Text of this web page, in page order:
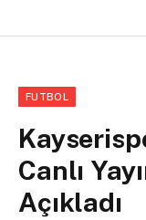
FUTBOL
Canlı
Açıkladı